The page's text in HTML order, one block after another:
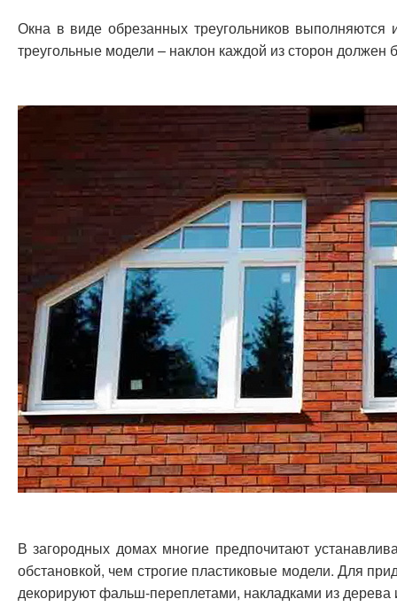
Окна в виде обрезанных треугольников
треугольные модели – наклон каждой из сторон должен
В загородных домах многие предпочитают
обстановкой, чем строгие пластиковые модели. Для
декорируют фальш-переплетами, накладками из дерева